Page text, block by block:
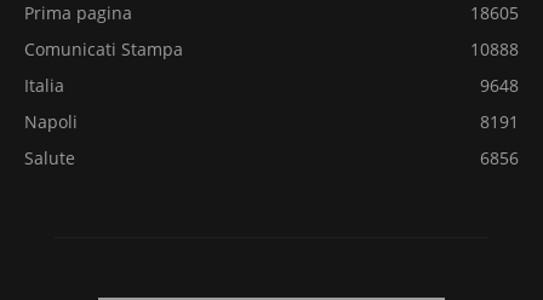
Prima pagina
18605
Comunicati Stampa
10888
Italia
9648
Napoli
8191
Salute
6856